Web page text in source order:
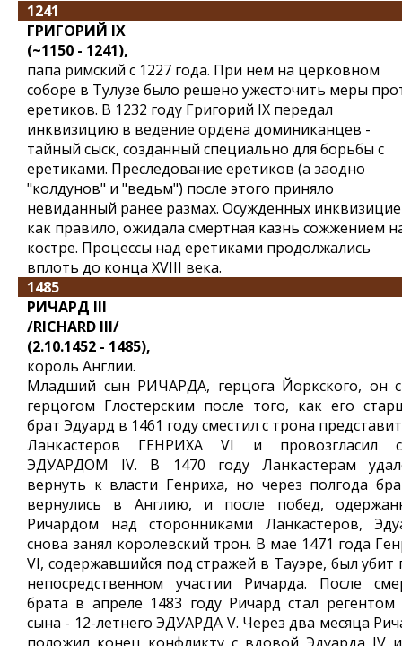
1241
ГРИГОРИЙ IX
(~1150 - 1241),
папа римский с 1227 года. При нем на церковном
соборе в Тулузе было решено ужесточить меры
еретиков. В 1232 году Григорий IX передал
инквизицию в ведение ордена доминиканцев -
тайный сыск, созданный специально для борьбы с
еретиками. Преследование еретиков (а заодно
"колдунов" и "ведьм") после этого приняло
невиданный ранее размах. Осужденных
как правило, ожидала смертная казнь сожжением
костре. Процессы над еретиками продолжались
вплоть до конца XVIII века.
1485
РИЧАРД III
/RICHARD III/
(2.10.1452 - 1485),
король Англии.
Младший сын РИЧАРДА, герцога Йоркского, он
герцогом Глостерским после того, как его
брат Эдуард в 1461 году сместил с трона
Ланкастеров ГЕНРИХА VI и провозгласил
ЭДУАРДОМ IV. В 1470 году Ланкастерам
вернуть к власти Генриха, но через полгода
вернулись в Англию, и после побед,
Ричардом над сторонниками Ланкастеров,
снова занял королевский трон. В мае 1471 года
VI, содержавшийся под стражей в Тауэре, был убит
непосредственном участии Ричарда. После
брата в апреле 1483 году Ричард стал регентом
сына - 12-летнего ЭДУАРДА V. Через два месяца